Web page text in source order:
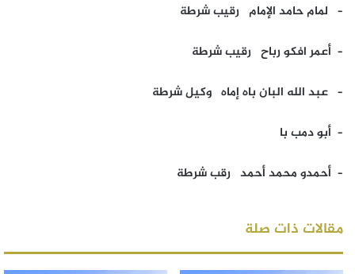
– لمام حامد الإمام رقيب شرطة
– أعمر افكو رباح رقيب شرطة
– عبد الله البان باه إماه وكيل شرطة
– أبو دمب با
– أحمدو محمد أحمد رقب شرطة
مقالات ذات صلة